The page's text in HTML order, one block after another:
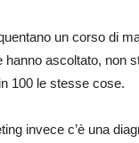
un corso di
hanno ascoltato, non
100 le stesse cose.
invece c’è una